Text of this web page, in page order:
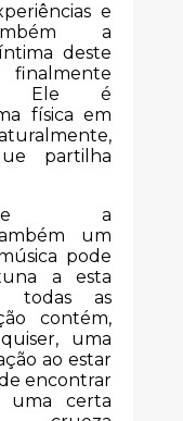
e
a
deste
finalmente
Ele é
física em
partilha
se a
um
pode
a esta
todas as
contém,
uma
ao estar
encontrar
uma certa